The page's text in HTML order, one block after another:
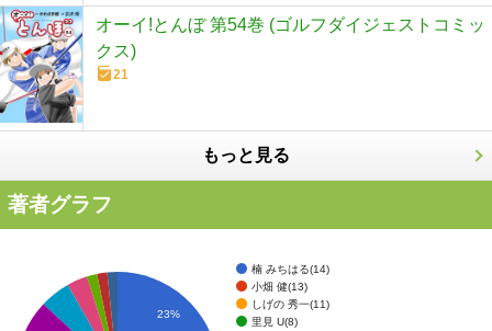
オーイ!とんぼ 第54巻 (ゴルフダイジェストコミッ
クス)
21
もっと見る
著者グラフ
楠 みちはる(14)
小畑 健(13)
しげの 秀一(11)
里見 U(8)
23%